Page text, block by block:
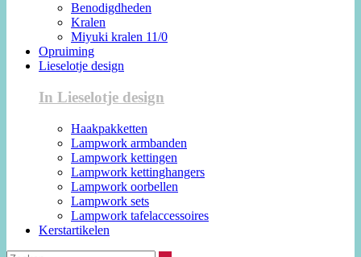
Benodigdheden
Kralen
Miyuki kralen 11/0
Opruiming
Lieselotje design
In Lieselotje design
Haakpakketten
Lampwork armbanden
Lampwork kettingen
Lampwork kettinghangers
Lampwork oorbellen
Lampwork sets
Lampwork tafelaccessoires
Kerstartikelen